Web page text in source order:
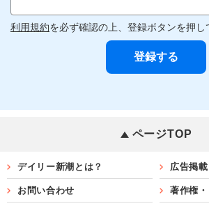
利用規約を必ず確認の上、登録ボタンを押し
ページTOP
デイリー新潮とは？ 広告掲載
お問い合わせ 著作権